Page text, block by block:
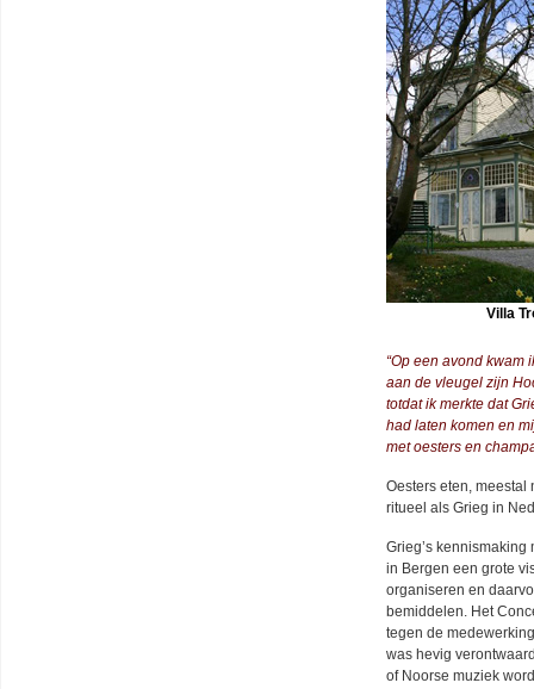
Villa
“Op een avond kwam
aan de vleugel zijn
totdat ik merkte dat
had laten komen en
met oesters en
Oesters eten, meestal
ritueel als Grieg in
Grieg’s
in Bergen een grote
organiseren en
bemiddelen. Het
tegen de
was hevig
of Noorse muziek